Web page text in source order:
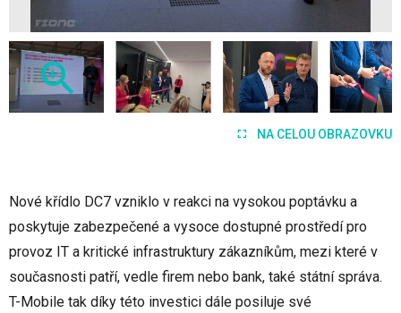
NA CELOU OBRAZOVKU
Nové křídlo DC7 vzniklo v reakci na vysokou poptávku a
poskytuje zabezpečené a vysoce dostupné prostředí pro
provoz IT a kritické infrastruktury zákazníkům, mezi které v
současnosti patří, vedle firem nebo bank, také státní správa.
T-Mobile tak díky této investici dále posiluje své